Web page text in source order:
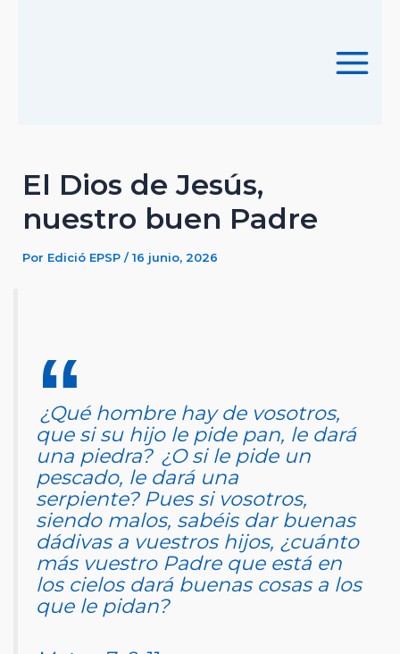
Main
El Dios de Jesús,
nuestro buen Padre
Por Edició EPSP /16 junio, 2026
¿Qué hombre hay de vosotros,
que si su hijo le pide pan, le dará
una piedra? ¿O si le pide un
pescado, le dará una
serpiente? Pues si vosotros,
siendo malos, sabéis dar buenas
dádivas a vuestros hijos, ¿cuánto
más vuestro Padre que está en
los cielos dará buenas cosas a los
que le pidan?